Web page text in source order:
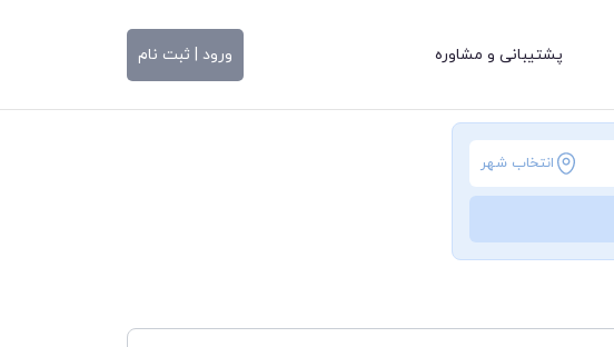
پشتیبانی و مشاوره ورود | ثبت نام
انتخاب شهر